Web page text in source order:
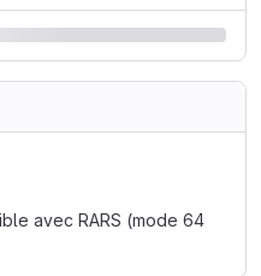
avec RARS (mode 64